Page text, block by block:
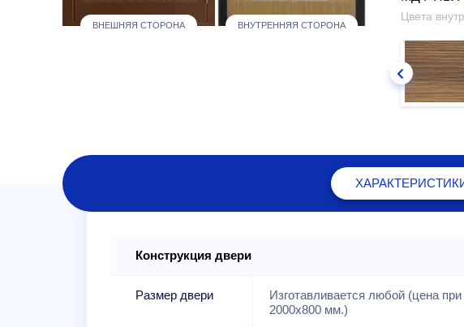
ВНЕШНЯЯ СТОРОНА ВНУТРЕННЯЯ СТОРОНА
Цвета
Конструкция двери
Размер двери
Изготавливается любой (цена
2000x800 мм.)